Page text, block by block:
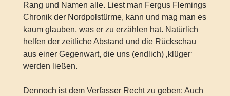
Rang und Namen alle. Liest man Fergus Flemings
Chronik der Nordpolstürme, kann und mag man es
kaum glauben, was er zu erzählen hat. Natürlich
helfen der zeitliche Abstand und die Rückschau
aus einer Gegenwart, die uns (endlich) ‚klüger‘
werden ließen.
Dennoch ist dem Verfasser Recht zu geben: Auch